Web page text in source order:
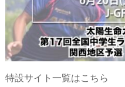
特設サイト一覧はこちら